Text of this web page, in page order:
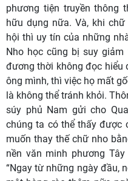
phương tiện truyền thông
hữu dụng nữa. Và, khi
hội thì uy tín của những
Nho học cũng bị suy
đương thời không đọc hiểu
ông mình, thì việc họ mất
là không thể tránh khỏi.
súy phủ Nam gửi cho
chúng ta có thể thấy được
muốn thay thế chữ nho
nền văn minh phương
“Ngay từ những ngày đầu,